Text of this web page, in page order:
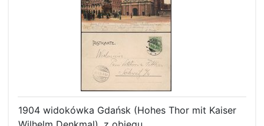
1904 widokówka Gdańsk (Hohes Thor mit Kaiser